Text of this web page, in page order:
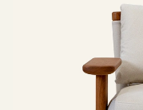
entspanntes